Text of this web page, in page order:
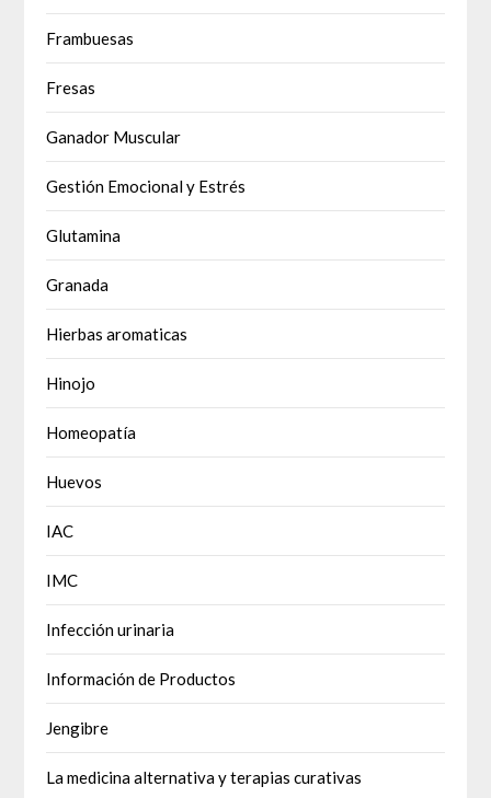
Frambuesas
Fresas
Ganador Muscular
Gestión Emocional y Estrés
Glutamina
Granada
Hierbas aromaticas
Hinojo
Homeopatía
Huevos
IAC
IMC
Infección urinaria
Información de Productos
Jengibre
La medicina alternativa y terapias curativas